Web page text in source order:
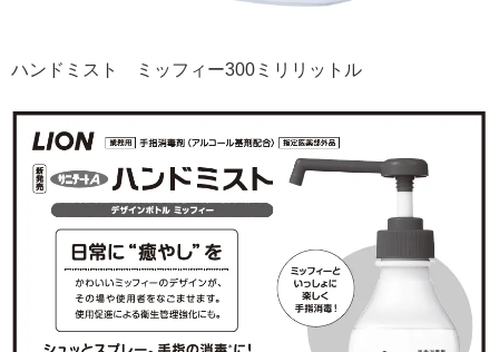
ハンドミスト ミッフィー300ミリリットル